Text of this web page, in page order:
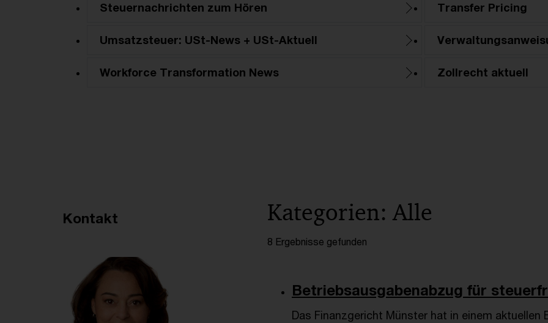
Steuernachrichten zum Hören Transfer Pricing
Umsatzsteuer: USt-News + USt-Aktuell
Workforce Transformation News Zollrecht aktuell
Kategorien: Alle
8 Ergebnisse gefunden
Betriebsausgabenabzug für
Das Finanzgericht Münster hat in einem
Empfohlene Artikel
Kontakt